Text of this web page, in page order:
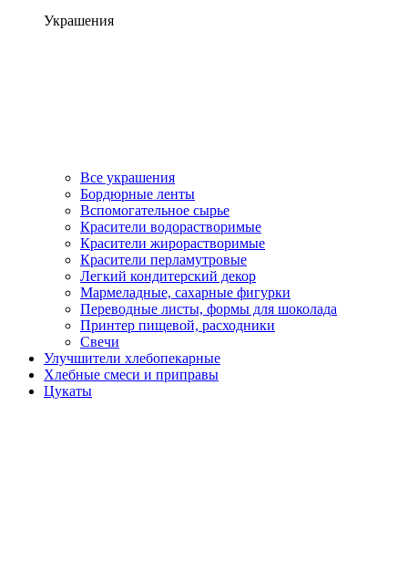
Украшения
Все украшения
Бордюрные ленты
Вспомогательное сырье
Красители водорастворимые
Красители жирорастворимые
Красители перламутровые
Легкий кондитерский декор
Мармеладные, сахарные фигурки
Переводные листы, формы для шоколада
Принтер пищевой, расходники
Свечи
Улучшители хлебопекарные
Хлебные смеси и приправы
Цукаты